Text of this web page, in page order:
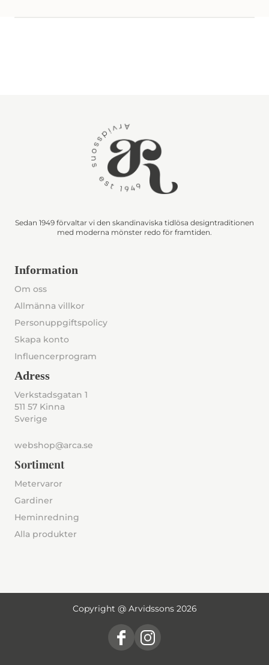
Sedan 1949 förvaltar vi den skandinaviska tidlösa designtraditionen
med moderna mönster redo för framtiden.
Information
Om oss
Allmänna villkor
Personuppgiftspolicy
Skapa konto
Influencerprogram
Adress
Verkstadsgatan 1
511 57 Kinna
Sverige
webshop@arca.se
Sortiment
Metervaror
Gardiner
Heminredning
Alla produkter
Copyright @ Arvidssons 2026